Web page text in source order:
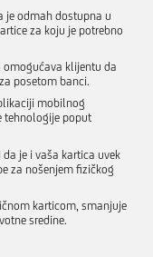
je odmah dostupna u
za koju je potrebno
klijentu da
posetom banci.
mobilnog
tehnologije poput
je i vaša kartica uvek
za nošenjem fizičkog
karticom, smanjuje
sredine.